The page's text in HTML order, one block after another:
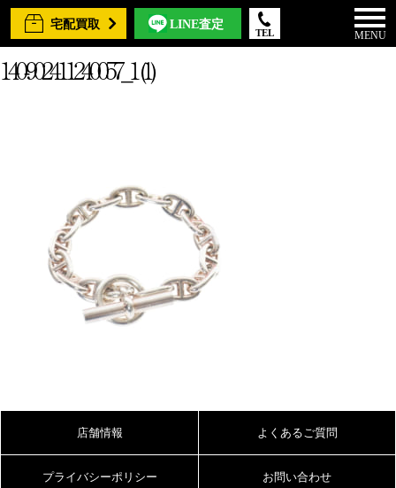
宅配買取 LINE査定
TEL MENU
140-902411240057_1 (1)
店舗情報 よくあるご質問
プライバシーポリシー お問い合わせ